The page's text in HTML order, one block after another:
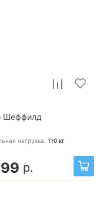
Шеффилд
нагрузка: 110 кг
р.